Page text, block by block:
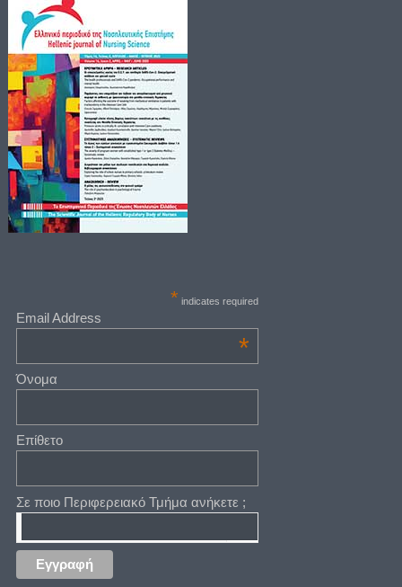
* indicates required
Email Address
*
Όνομα
Επίθετο
Σε ποιο Περιφερειακό Τμήμα ανήκετε ;